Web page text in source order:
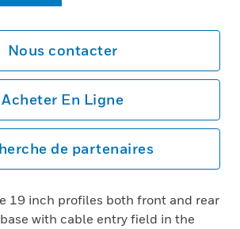
Nous contacter
Acheter En Ligne
de partenaires
19 inch profiles both front and rear
with cable entry field in the